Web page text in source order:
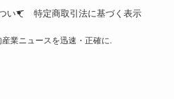
いて 特定商取引法に基づく表示
業ニュースを迅速・正確に.